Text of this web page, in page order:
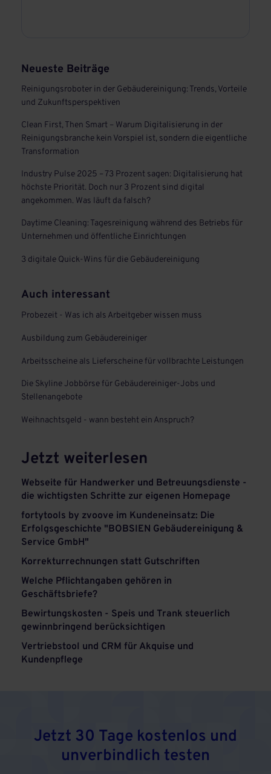
Neueste Beiträge
Reinigungsroboter in der Gebäudereinigung: Trends, Vorteile
und Zukunftsperspektiven
Clean First, Then Smart – Warum Digitalisierung in der
Reinigungsbranche kein Vorspiel ist, sondern die eigentliche
Transformation
Industry Pulse 2025 – 73 Prozent sagen: Digitalisierung hat
höchste Priorität. Doch nur 3 Prozent sind digital
angekommen. Was läuft da falsch?
Daytime Cleaning: Tagesreinigung während des Betriebs für
Unternehmen und öffentliche Einrichtungen
3 digitale Quick-Wins für die Gebäudereinigung
Auch interessant
Probezeit - Was ich als Arbeitgeber wissen muss
Ausbildung zum Gebäudereiniger
Arbeitsscheine als Lieferscheine für vollbrachte Leistungen
Die Skyline Jobbörse für Gebäudereiniger-Jobs und
Stellenangebote
Weihnachtsgeld - wann besteht ein Anspruch?
Jetzt weiterlesen
Webseite für Handwerker und Betreuungsdienste -
die wichtigsten Schritte zur eigenen Homepage
fortytools by zvoove im Kundeneinsatz: Die
Erfolgsgeschichte "BOBSIEN Gebäudereinigung &
Service GmbH"
Korrekturrechnungen statt Gutschriften
Welche Pflichtangaben gehören in
Geschäftsbriefe?
Bewirtungskosten - Speis und Trank steuerlich
gewinnbringend berücksichtigen
Vertriebstool und CRM für Akquise und
Kundenpflege
Jetzt 30 Tage kostenlos und
unverbindlich testen